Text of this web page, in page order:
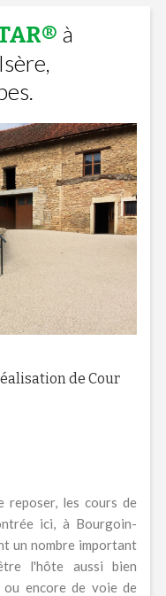
à
de Cour
reposer, les cours de
ici, à Bourgoin-
un nombre important
l'hôte aussi bien
ou encore de voie de